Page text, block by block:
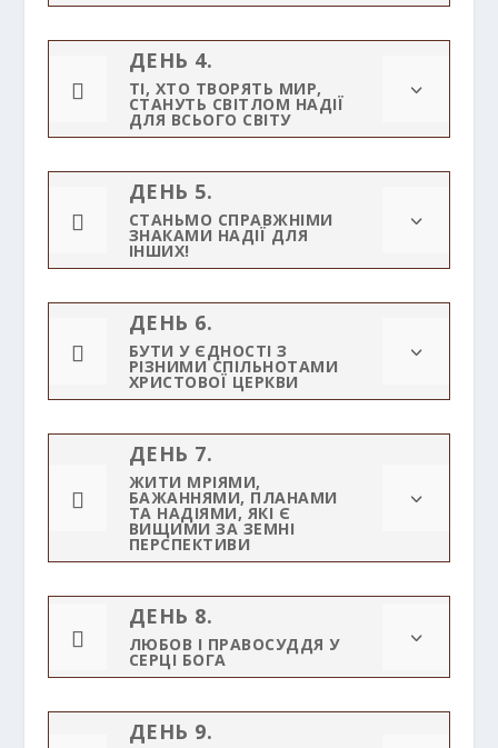

ДЕНЬ 4.
ТІ, ХТО ТВОРЯТЬ МИР,
СТАНУТЬ СВІТЛОМ НАДІЇ
ДЛЯ ВСЬОГО СВІТУ
3

ДЕНЬ 5.
СТАНЬМО СПРАВЖНІМИ
ЗНАКАМИ НАДІЇ ДЛЯ
ІНШИХ!
3

ДЕНЬ 6.
БУТИ У ЄДНОСТІ З
РІЗНИМИ СПІЛЬНОТАМИ
ХРИСТОВОЇ ЦЕРКВИ
3

ДЕНЬ 7.
ЖИТИ МРІЯМИ,
БАЖАННЯМИ, ПЛАНАМИ
ТА НАДІЯМИ, ЯКІ Є
ВИЩИМИ ЗА ЗЕМНІ
ПЕРСПЕКТИВИ
3

ДЕНЬ 8.
ЛЮБОВ І ПРАВОСУДДЯ У
СЕРЦІ БОГА
3
ДЕНЬ 9.